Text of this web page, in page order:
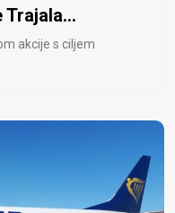
akcije s ciljem